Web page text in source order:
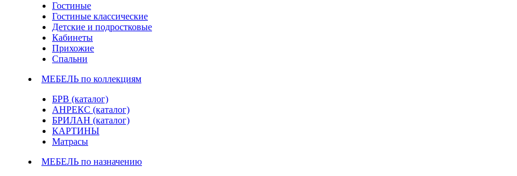
Гостиные
Гостиные классические
Детские и подростковые
Кабинеты
Прихожие
Спальни
МЕБЕЛЬ по коллекциям
БРВ (каталог)
АНРЕКС (каталог)
БРИЛАН (каталог)
КАРТИНЫ
Матрасы
МЕБЕЛЬ по назначению